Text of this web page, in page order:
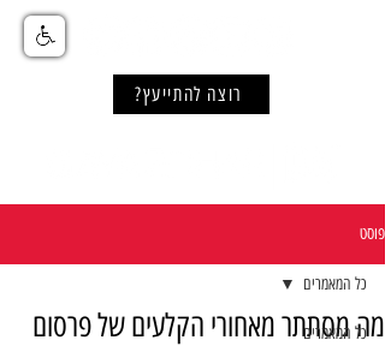
רוצה להתייעץ?
פוסט
כל המאמרים
כל המאמרים
מה מסתתר מאחורי הקלעים של פרסום